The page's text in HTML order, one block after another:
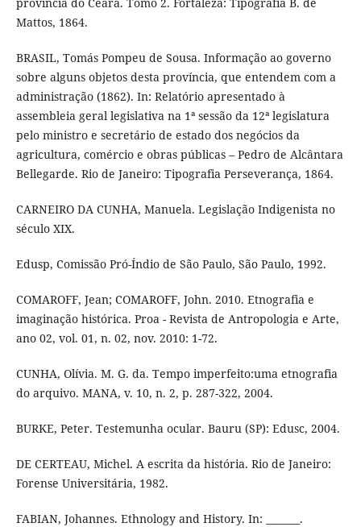
Mattos, 1864.
BRASIL, Tomás Pompeu de Sousa. Informação ao governo
sobre alguns objetos desta província, que entendem com a
administração (1862). In: Relatório apresentado à
assembleia geral legislativa na 1ª sessão da 12ª legislatura
pelo ministro e secretário de estado dos negócios da
agricultura, comércio e obras públicas – Pedro de Alcântara
Bellegarde. Rio de Janeiro: Tipografia Perseverança, 1864.
CARNEIRO DA CUNHA, Manuela. Legislação Indigenista no
século XIX.
Edusp, Comissão Pró-Índio de São Paulo, São Paulo, 1992.
COMAROFF, Jean; COMAROFF, John. 2010. Etnografia e
imaginação histórica. Proa - Revista de Antropologia e Arte,
ano 02, vol. 01, n. 02, nov. 2010: 1-72.
CUNHA, Olívia. M. G. da. Tempo imperfeito:uma etnografia
do arquivo. MANA, v. 10, n. 2, p. 287-322, 2004.
BURKE, Peter. Testemunha ocular. Bauru (SP): Edusc, 2004.
DE CERTEAU, Michel. A escrita da história. Rio de Janeiro:
Forense Universitária, 1982.
FABIAN, Johannes. Ethnology and History. In: _______.